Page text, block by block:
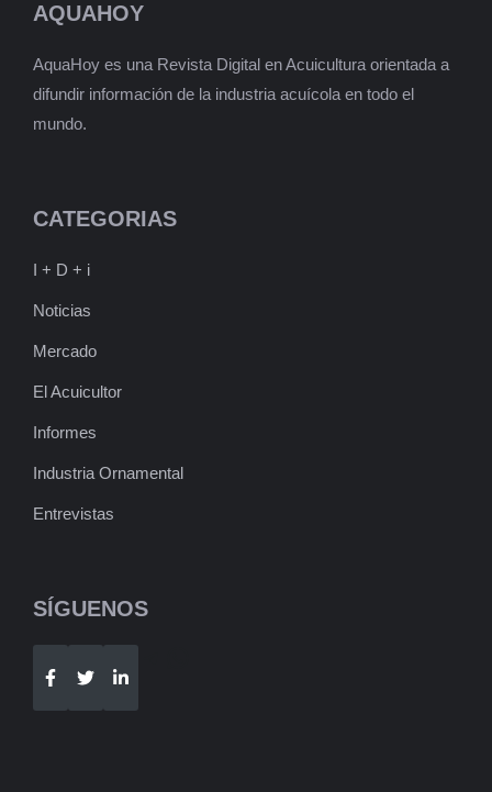
AQUAHOY
AquaHoy es una Revista Digital en Acuicultura orientada a
difundir información de la industria acuícola en todo el
mundo.
CATEGORIAS
I + D + i
Noticias
Mercado
El Acuicultor
Informes
Industria Ornamental
Entrevistas
SÍGUENOS